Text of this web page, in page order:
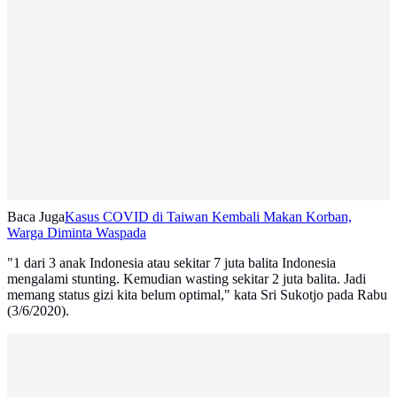
Baca JugaKasus COVID di Taiwan Kembali Makan Korban,
Warga Diminta Waspada
"1 dari 3 anak Indonesia atau sekitar 7 juta balita Indonesia
mengalami stunting. Kemudian wasting sekitar 2 juta balita. Jadi
memang status gizi kita belum optimal," kata Sri Sukotjo pada Rabu
(3/6/2020).